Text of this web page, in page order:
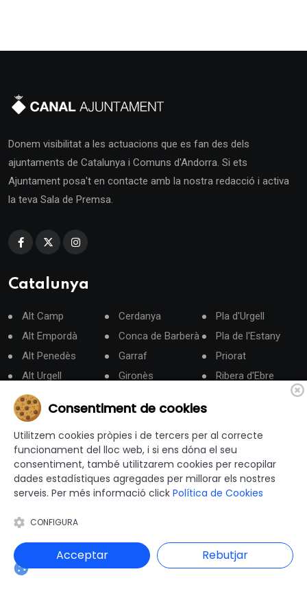
Donem visibilitat a les actuacions que es fan des dels
ajuntaments de Catalunya i Comuns d'Andorra. Si ets
Ajuntament posa't en contacte amb la nostra redacció i activa
la teva Sala de Premsa.
Catalunya
Alt Camp
Alt Empordà
Alt Penedès
Alt Urgell
Alta Ribagorça
Anoia
Aran
Bages
Baix Camp
Baix Ebre
Baix Penedès
Barcelonès
Cerdanya
Conca de Barberà
Garraf
Gironès
La Selva
Les Garrigues
Lluçanès
Maresme
Moianès
Pla d'Urgell
Pla de l'Estany
Priorat
Ribera d'Ebre
Segrià
Solsonès
Tarragonès
Terra Alta
Vallès Oriental
Consentiment de cookies
Utilitzem cookies pròpies i de tercers per al correcte
funcionament del lloc web, i si ens dóna el seu
consentiment, també utilitzarem cookies per recopilar
dades estadístiques agregades per millorar els nostres
serveis. Per més informació click Política de Cookies
CONFIGURA
Acceptar Rebutjar